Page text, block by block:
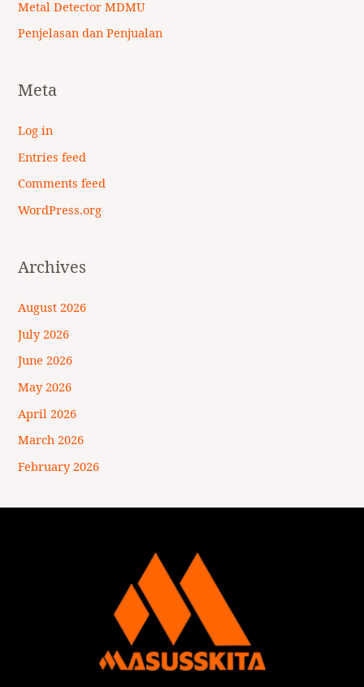
Metal Detector MDMU
Penjelasan dan Penjualan
Meta
Log in
Entries feed
Comments feed
WordPress.org
Archives
August 2026
July 2026
June 2026
May 2026
April 2026
March 2026
February 2026